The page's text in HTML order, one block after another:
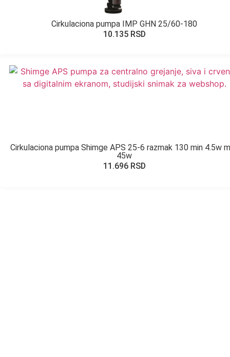
Cirkulaciona pumpa IMP GHN 25/60-180
10.135 RSD
Cirkulaciona pumpa Shimge APS 25-6 razmak 130 min 4.5w
45w
11.696 RSD